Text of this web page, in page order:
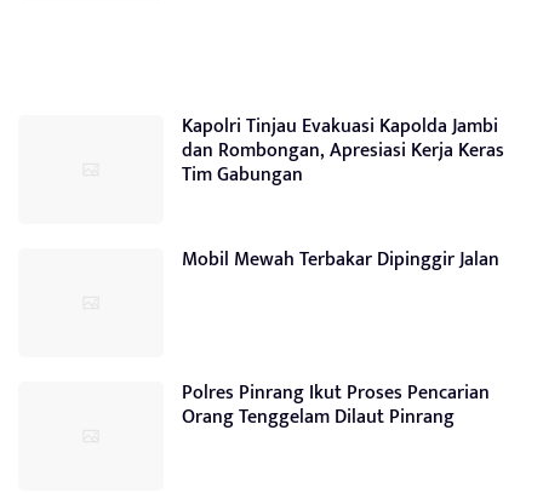
Kapolri Tinjau Evakuasi Kapolda Jambi
dan Rombongan, Apresiasi Kerja Keras
Tim Gabungan
Mobil Mewah Terbakar Dipinggir Jalan
Polres Pinrang Ikut Proses Pencarian
Orang Tenggelam Dilaut Pinrang